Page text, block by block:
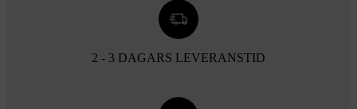
2 - 3 DAGARS LEVERANSTID